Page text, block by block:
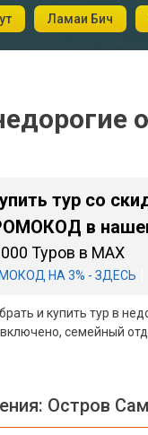
Ламаи Бич
тур со
в
Туров в MAX
НА 3% - ЗДЕСЬ
и купить тур в
семейный
Остров